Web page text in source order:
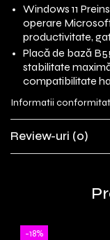
Windows 11
operare
productivitate,
Placă de bază
stabilitate
compatibilitate
Informatii
Review-uri (0)
-18%